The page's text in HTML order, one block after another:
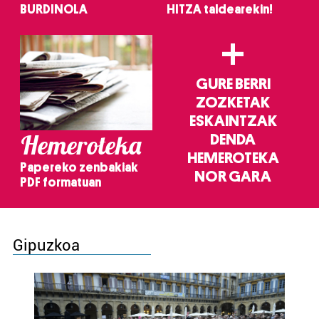
BURDINOLA
HITZA taldearekin!
Hemeroteka
Papereko zenbakiak
PDF formatuan
+
GURE BERRI
ZOZKETAK
ESKAINTZAK
DENDA
HEMEROTEKA
NOR GARA
Gipuzkoa